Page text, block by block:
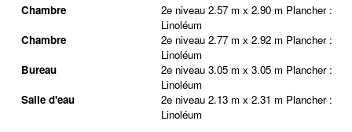
Chambre
2e niveau 2.57 m x 2.90 m Plancher :
Linoléum
Chambre
2e niveau 2.77 m x 2.92 m Plancher :
Linoléum
Bureau
2e niveau 3.05 m x 3.05 m Plancher :
Linoléum
Salle d'eau
2e niveau 2.13 m x 2.31 m Plancher :
Linoléum